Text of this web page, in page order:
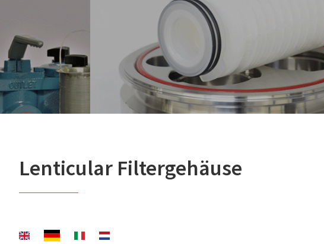
Lenticular Filtergehäuse